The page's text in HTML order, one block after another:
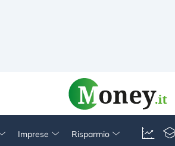
Imprese Risparmio